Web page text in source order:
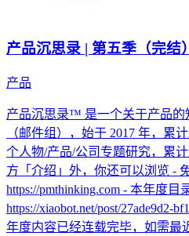
产品沉思录 | 第五季（完结）
产品
产品沉思录™ 是一个关于产品的
（邮件组），始于 2017 年，累
个人物/产品/公司专题研究，累
方「介绍」外，你还可以浏览 -
https://pmthinking.com - 本年度目
https://xiaobot.net/post/27ade9d2-
年度内容已经连载完毕，如需最